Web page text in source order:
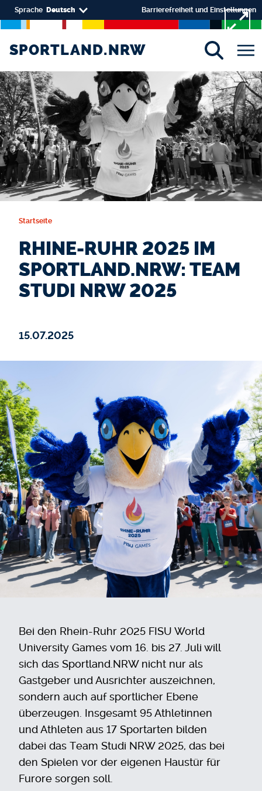
Direkt zum Inhalt
Select your language
Sprache Deutsch Barrierefreiheit und Einstellungen
SPORTLAND.NRW
SPORTLAND.NRW
Startseite
RHINE-RUHR 2025 IM
SPORTLAND.NRW: TEAM
STUDI NRW 2025
15.07.2025
Bei den Rhein-Ruhr 2025 FISU World
University Games vom 16. bis 27. Juli will
sich das Sportland.NRW nicht nur als
Gastgeber und Ausrichter auszeichnen,
sondern auch auf sportlicher Ebene
überzeugen. Insgesamt 95 Athletinnen
und Athleten aus 17 Sportarten bilden
dabei das Team Studi NRW 2025, das bei
den Spielen vor der eigenen Haustür für
Furore sorgen soll.